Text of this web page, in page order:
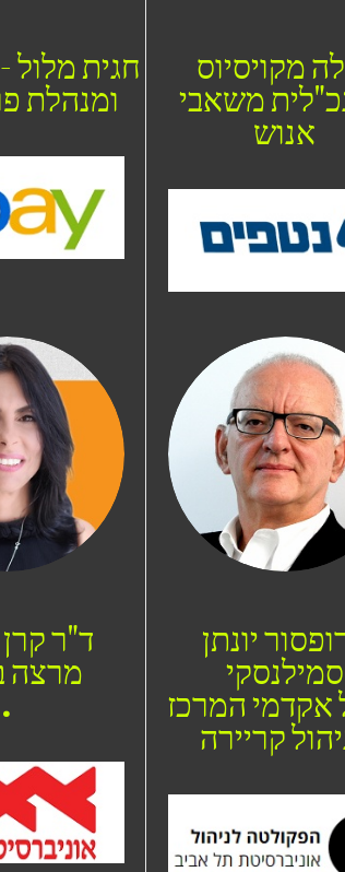
חגית
ומנהלת
מקויסיוס
משאבי
אנוש
ד"ר
מרצה
.
יונתן
סמילנסקי
אקדמי המרכז
קריירה